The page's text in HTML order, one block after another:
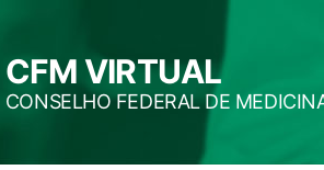
CFM VIRTUAL
CONSELHO FEDERAL DE